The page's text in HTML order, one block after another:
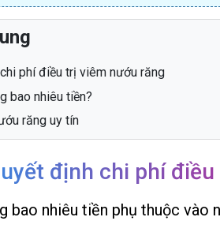
phí điều trị viêm nướu răng
bao nhiêu tiền?
răng uy tín
định chi phí
bao nhiêu tiền phụ thuộc vào